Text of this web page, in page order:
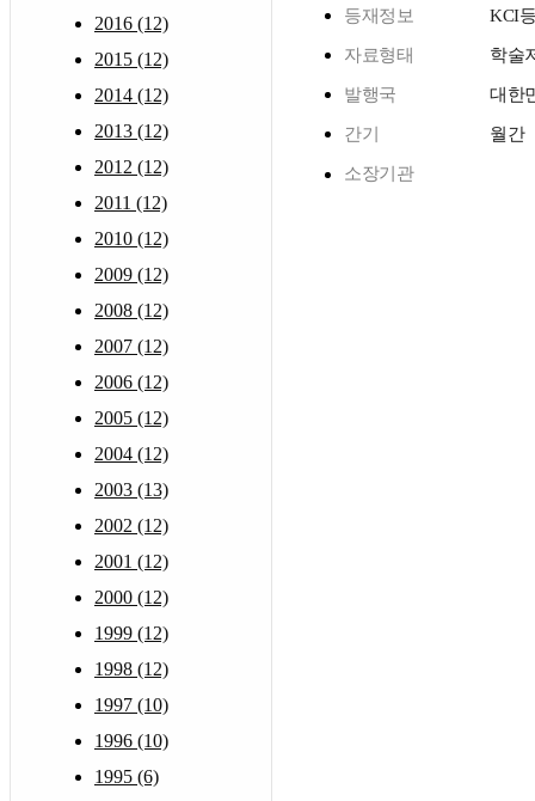
2016 (12)
2015 (12)
2014 (12)
2013 (12)
2012 (12)
2011 (12)
2010 (12)
2009 (12)
2008 (12)
2007 (12)
2006 (12)
2005 (12)
2004 (12)
2003 (13)
2002 (12)
2001 (12)
2000 (12)
1999 (12)
1998 (12)
1997 (10)
1996 (10)
1995 (6)
등재정보 KCI
자료형태 학술
발행국 대한
간기 월간
소장기관